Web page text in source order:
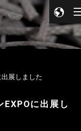
展しました
に出展し